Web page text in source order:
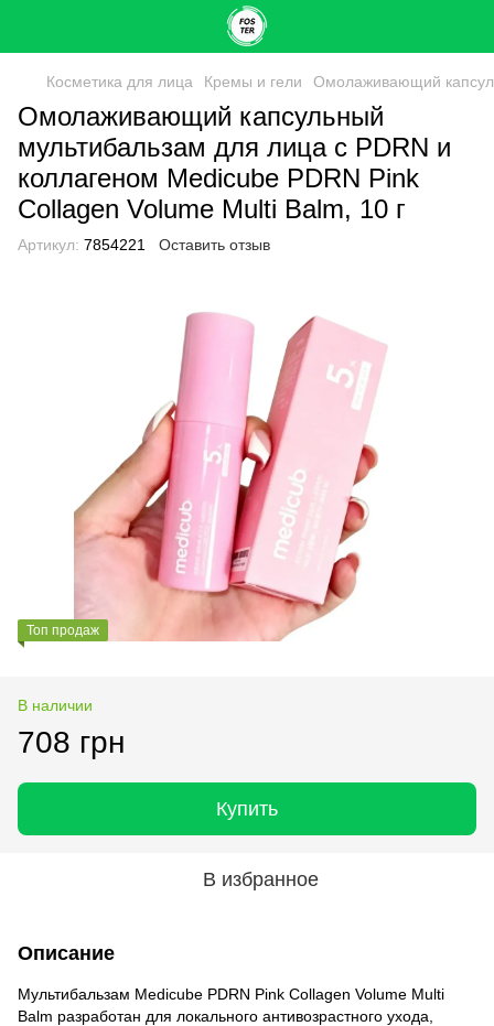
Косметика для лица Кремы и гели Омолаживающий
Омолаживающий капсульный
мультибальзам для лица с PDRN и
коллагеном Medicube PDRN Pink
Collagen Volume Multi Balm, 10 г
Артикул: 7854221 Оставить отзыв
Топ продаж
В наличии
708 грн
Купить
В избранное
Описание
Мультибальзам Medicube PDRN Pink Collagen Volume Multi
Balm разработан для локального антивозрастного ухода,